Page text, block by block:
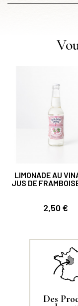
LIMONADE AU
JUS DE
Prix
2,50 €
Des